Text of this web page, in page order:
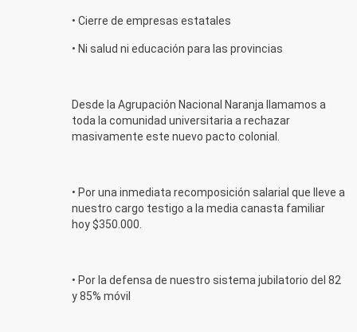
• Cierre de empresas estatales
• Ni salud ni educación para las provincias
Desde la Agrupación Nacional Naranja llamamos a
toda la comunidad universitaria a rechazar
masivamente este nuevo pacto colonial.
• Por una inmediata recomposición salarial que lleve a
nuestro cargo testigo a la media canasta familiar
hoy $350.000.
• Por la defensa de nuestro sistema jubilatorio del 82
y 85% móvil